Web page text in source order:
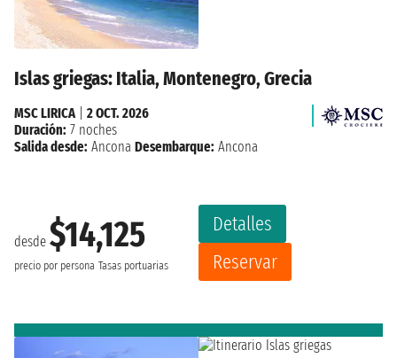
Islas griegas: Italia, Montenegro, Grecia
desde $14,125
precio por persona Tasas portuarias
Detalles
Reservar
MSC LIRICA| 2 OCT. 2026
Duración: 7 noches
Salida desde: Ancona Desembarque: Ancona